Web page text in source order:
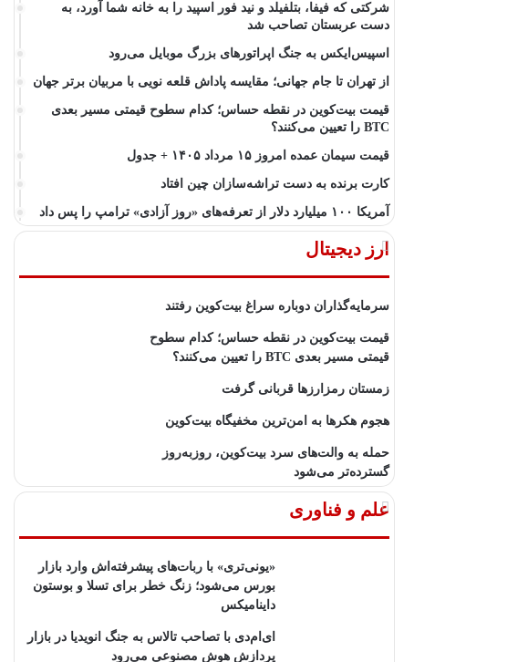
شرکتی که فیفا، بتلفیلد و نید فور اسپید را به خانه شما آورد، به
دست عربستان تصاحب شد
اسپیس‌ایکس به جنگ اپراتورهای بزرگ موبایل می‌رود
از تهران تا جام جهانی؛ مقایسه پاداش قلعه نویی با مربیان برتر جهان
قیمت بیت‌کوین در نقطه حساس؛ کدام سطوح قیمتی مسیر بعدی
BTC را تعیین می‌کنند؟
قیمت سیمان عمده امروز ۱۵ مرداد ۱۴۰۵ + جدول
کارت برنده به دست تراشه‌سازان چین افتاد
آمریکا ۱۰۰ میلیارد دلار از تعرفه‌های «روز آزادی» ترامپ را پس داد
ارز دیجیتال
سرمایه‌گذاران دوباره سراغ بیت‌کوین رفتند
قیمت بیت‌کوین در نقطه حساس؛ کدام سطوح
قیمتی مسیر بعدی BTC را تعیین می‌کنند؟
زمستان رمزارزها قربانی گرفت
هجوم هکرها به امن‌ترین مخفیگاه بیت‌کوین
حمله به والت‌های سرد بیت‌کوین، روزبه‌روز
گسترده‌تر می‌شود
علم و فناوری
«یونی‌تری» با ربات‌های پیشرفته‌اش وارد بازار
بورس می‌شود؛ زنگ خطر برای تسلا و بوستون
داینامیکس
ای‌ام‌دی با تصاحب تالاس به جنگ انویدیا در بازار
پردازش هوش مصنوعی می‌رود